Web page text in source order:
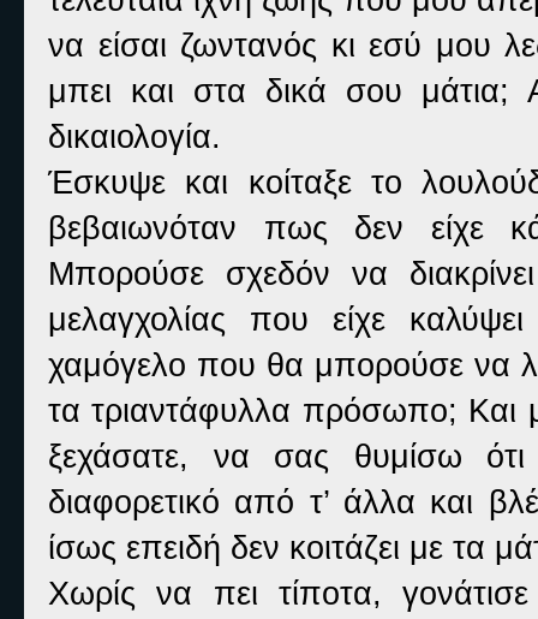
να είσαι ζωντανός κι εσύ μου
μπει και στα δικά σου
δικαιολογία.
Έσκυψε και κοίταξε το
βεβαιωνόταν πως δεν είχε
Μπορούσε σχεδόν να
μελαγχολίας που είχε
χαμόγελο που θα μπορούσε να
τα τριαντάφυλλα πρόσωπο; Και
ξεχάσατε, να σας θυμίσω
διαφορετικό από τ’ άλλα και
ίσως επειδή δεν κοιτάζει με τα
Χωρίς να πει τίποτα,